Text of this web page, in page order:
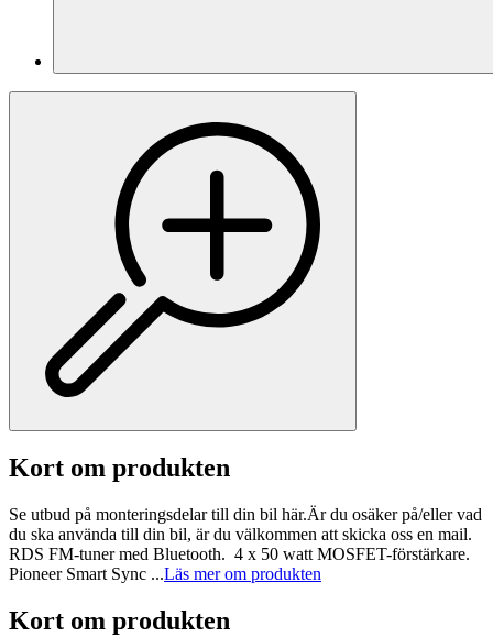
Kort om produkten
Se utbud på monteringsdelar till din bil här.Är du osäker på/eller vad
du ska använda till din bil, är du välkommen att skicka oss en mail.
RDS FM-tuner med Bluetooth. 4 x 50 watt MOSFET-förstärkare.
Pioneer Smart Sync ...Läs mer om produkten
Kort om produkten